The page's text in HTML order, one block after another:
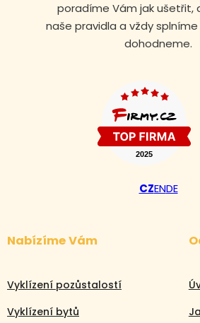
poradíme Vám jak ušetřit,
naše pravidla a vždy
dohodneme.
+420 608 105 106
CZENDE
Nabízíme Vám
Vyklízení pozůstalostí
Vyklízení bytů